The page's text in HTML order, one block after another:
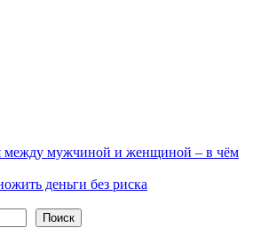
между мужчиной и женщиной – в чём
деньги без риска
Поиск